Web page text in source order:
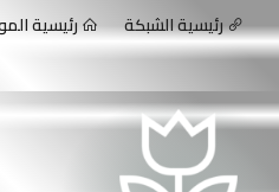
رئيسية الشبكة رئيسية